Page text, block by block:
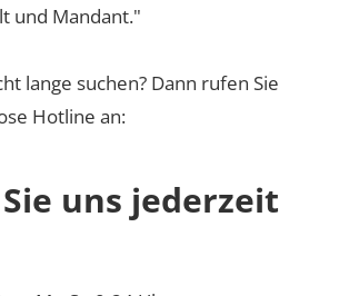
und Mandant."
lange suchen? Dann rufen Sie
Hotline an:
uns jederzeit